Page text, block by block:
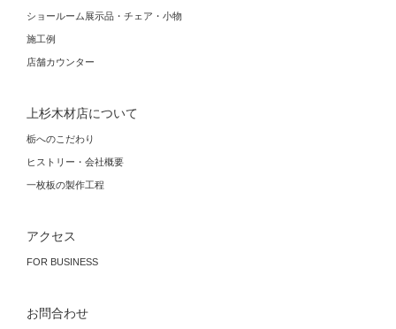
ショールーム展示品・チェア・小物
施工例
店舗カウンター
上杉木材店について
栃へのこだわり
ヒストリー・会社概要
一枚板の製作工程
アクセス
FOR BUSINESS
お問合わせ